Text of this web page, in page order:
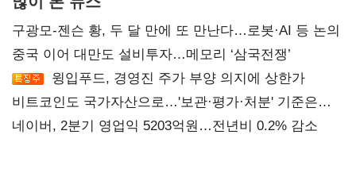
구광모-젠슨 황, 두 달 만에 또 만난다…로봇·AI 등 논의
중국 이어 대만도 설비투자…메모리 ‘삼국전쟁’
윙입푸드, 경영진 주가 부양 의지에 상한가
비트코인도 국가자산으로…'보관·평가·처분' 기준은
숙제
네이버, 2분기 영업익 5203억원…전년비 0.2% 감소